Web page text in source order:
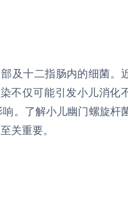
及十二指肠内的细菌。
不仅可能引发小儿消化
。了解小儿幽门螺旋杆
关重要。